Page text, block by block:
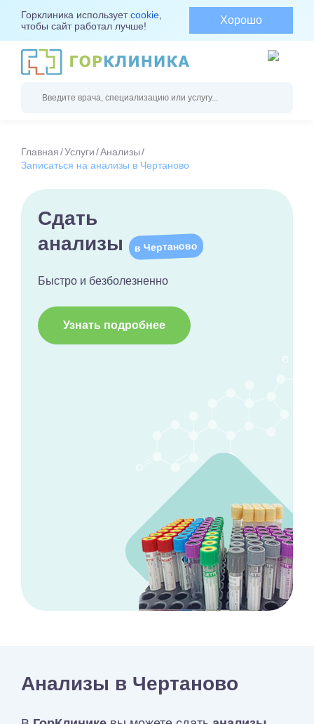
Горклиника используетcookie
чтобы сайт работал лучше!
Хорошо
Главная Услуги Анализы
Записаться на анализы в Чертаново
Сдать
анализы
в Чертаново
Быстро и безболезненно
Узнать подробнее
Анализы в Чертаново